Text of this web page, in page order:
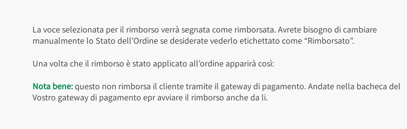
La voce selezionata per il rimborso verrà segnata come rimborsata. Avrete bisogno di cambiare
manualmente lo Stato dell’Ordine se desiderate vederlo etichettato come “Rimborsato”.
Una volta che il rimborso è stato applicato all’ordine apparirà così:
Nota bene: questo non rimborsa il cliente tramite il gateway di pagamento. Andate nella bacheca del
Vostro gateway di pagamento epr avviare il rimborso anche da li.